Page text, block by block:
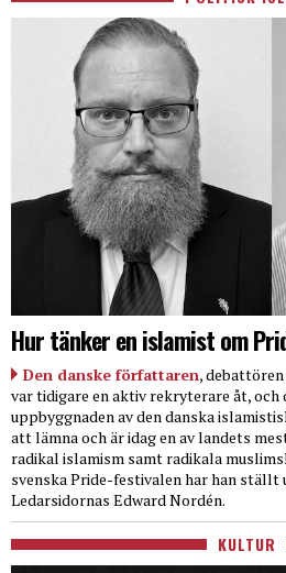
Hur tänker en islamist om
Den danske författaren,
var tidigare en aktiv rekryterare åt,
uppbyggnaden av den danska
att lämna och är idag en av landets
radikal islamism samt radikala
svenska Pride-festivalen har han ställt
Ledarsidornas Edward Nordén.
KULTUR